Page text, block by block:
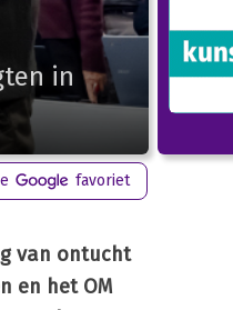
in
favoriet
van ontucht
en het OM